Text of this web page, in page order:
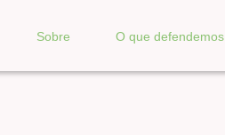
Sobre O que defendemos